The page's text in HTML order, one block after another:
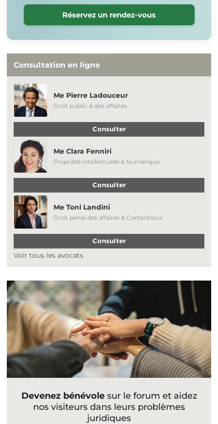
Réservez un rendez-vous
Consultation en ligne
Me Pierre Ladouceur
Droit public & des affaires
Consulter
Me Clara Fenniri
Propriété intellectuelle & Numérique
Consulter
Me Toni Landini
Droit pénal des affaires & Contentieux
Consulter
Voir tous les avocats
Devenez bénévolesur le forum et aidez
nos visiteurs dans leurs problèmes
juridiques